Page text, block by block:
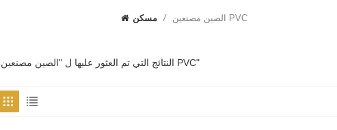
مسكن / الصين مصنعين PVC
1 النتائج التي تم العثور عليها ل "الصين مصنعين PVC"